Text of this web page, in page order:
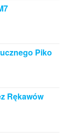
Piko
Rękawów